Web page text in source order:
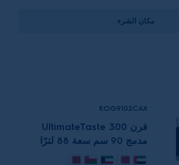
مكان الشرء
EOG9102CAX
فرن UltimateTaste 300
مدمج 90 سم سعة 88 لترًا